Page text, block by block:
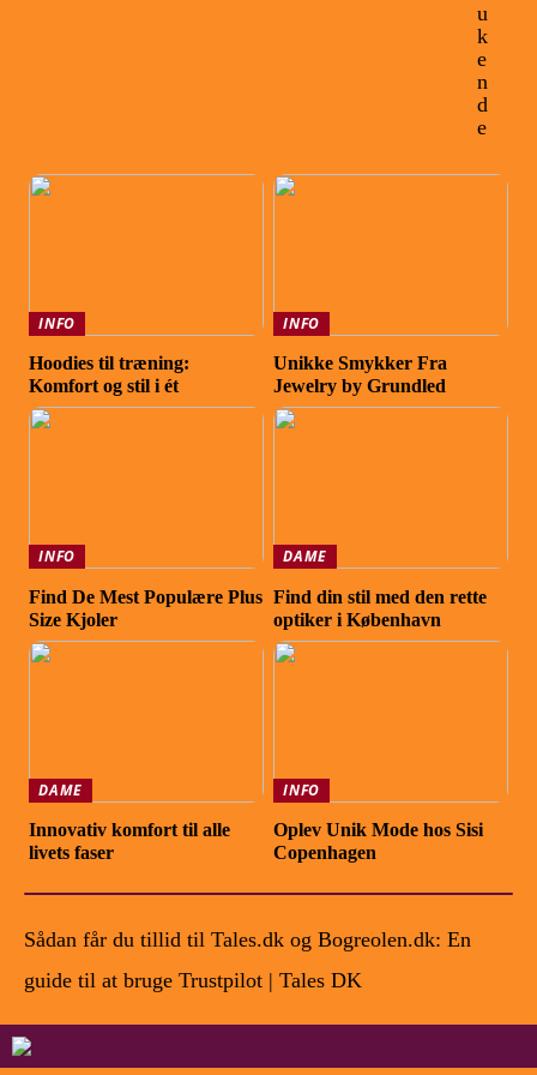
u
k
e
n
d
e
INFO
Hoodies til træning:
Komfort og stil i ét
INFO
Unikke Smykker Fra
Jewelry by Grundled
INFO
Find De Mest Populære Plus
Size Kjoler
DAME
Find din stil med den rette
optiker i København
DAME
Innovativ komfort til alle
livets faser
INFO
Oplev Unik Mode hos Sisi
Copenhagen
Sådan får du tillid til Tales.dk og Bogreolen.dk: En
guide til at bruge Trustpilot | Tales DK